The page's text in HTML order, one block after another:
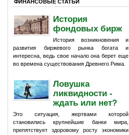
ФИНАНСОВЫЕ СТАТЬИ
История
фондовых бирж
История возникновения и
развития биржевого рынка богата и
интересна, ведь свое начало она берет еще
во времена существования Древнего Рима.
Ловушка
ликвидности -
ждать или нет?
Это ситуация, жертвами которой
становились крупнейшие банки мира,
препятствует здоровому росту экономики